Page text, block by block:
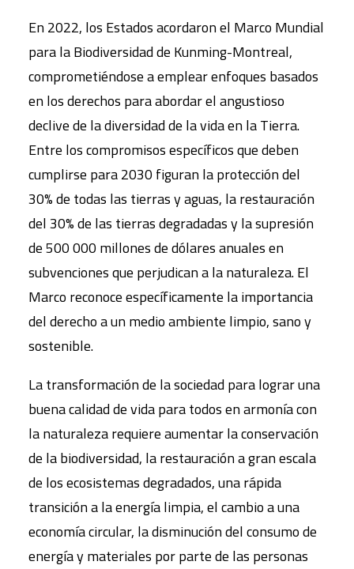
En 2022, los Estados acordaron el Marco Mundial
para la Biodiversidad de Kunming-Montreal,
comprometiéndose a emplear enfoques basados
en los derechos para abordar el angustioso
declive de la diversidad de la vida en la Tierra.
Entre los compromisos específicos que deben
cumplirse para 2030 figuran la protección del
30% de todas las tierras y aguas, la restauración
del 30% de las tierras degradadas y la supresión
de 500 000 millones de dólares anuales en
subvenciones que perjudican a la naturaleza. El
Marco reconoce específicamente la importancia
del derecho a un medio ambiente limpio, sano y
sostenible.
La transformación de la sociedad para lograr una
buena calidad de vida para todos en armonía con
la naturaleza requiere aumentar la conservación
de la biodiversidad, la restauración a gran escala
de los ecosistemas degradados, una rápida
transición a la energía limpia, el cambio a una
economía circular, la disminución del consumo de
energía y materiales por parte de las personas